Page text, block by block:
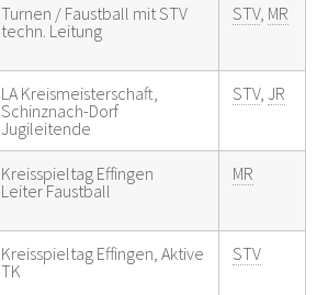
Turnen / Faustball mit STV
techn. Leitung
STV, MR
LA Kreismeisterschaft,
Schinznach-Dorf
Jugileitende
STV, JR
Kreisspieltag Effingen
Leiter Faustball
MR
Kreisspieltag Effingen, Aktive
TK
STV